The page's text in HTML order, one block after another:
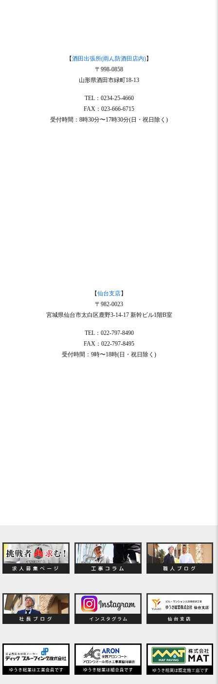
【酒田出張所(雨ん防酒田店内)】
〒998-0858
山形県酒田市緑町18-13
TEL：0234-25-4660
FAX：023-666-6715
受付時間：8時30分〜17時30分(日・祝日除く)
【仙台支店】
〒982-0023
宮城県仙台市太白区鹿野3-14-17 新幹ビル1階B室
TEL：022-797-8490
FAX：022-797-8495
受付時間：9時〜18時(日・祝日除く)